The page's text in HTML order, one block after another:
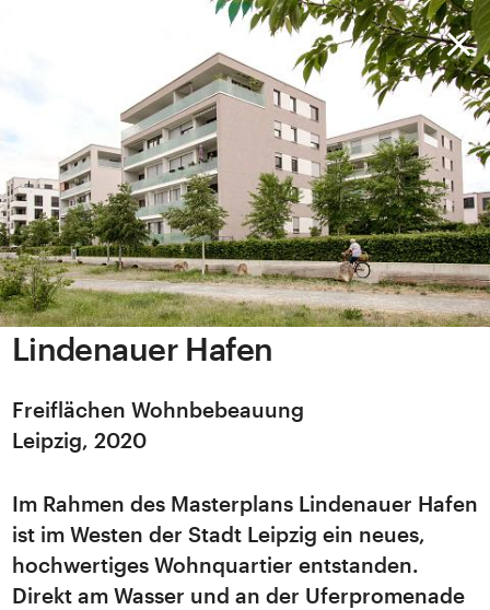
Lindenauer Hafen
Freiflächen Wohnbebeauung
Leipzig, 2020
Im Rahmen des Masterplans Lindenauer Hafen
ist im Westen der Stadt Leipzig ein neues,
hochwertiges Wohnquartier entstanden.
Direkt am Wasser und an der Uferpromenade